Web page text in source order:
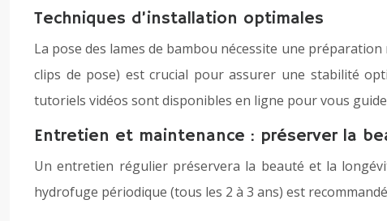
Techniques d’installation optimales
La pose des lames de bambou nécessite une
clips de pose) est crucial pour assurer une stabilité
tutoriels vidéos sont disponibles en ligne pour vous
Entretien et maintenance : préserver la
Un entretien régulier préservera la beauté et la
hydrofuge périodique (tous les 2 à 3 ans) est